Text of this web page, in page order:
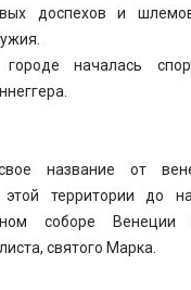
доспехов и
началась
название от
территории до
соборе Венеции
святого Марка.